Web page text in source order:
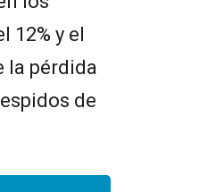
12% y el
la pérdida
de